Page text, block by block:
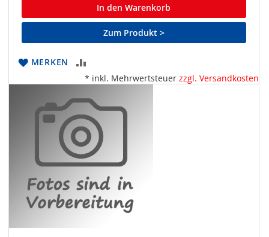
In den Warenkorb
Zum Produkt >
MERKEN
VERGLEICHSLISTE
HINZUFÜGEN
* inkl. Mehrwertsteuer zzgl. Versandkosten